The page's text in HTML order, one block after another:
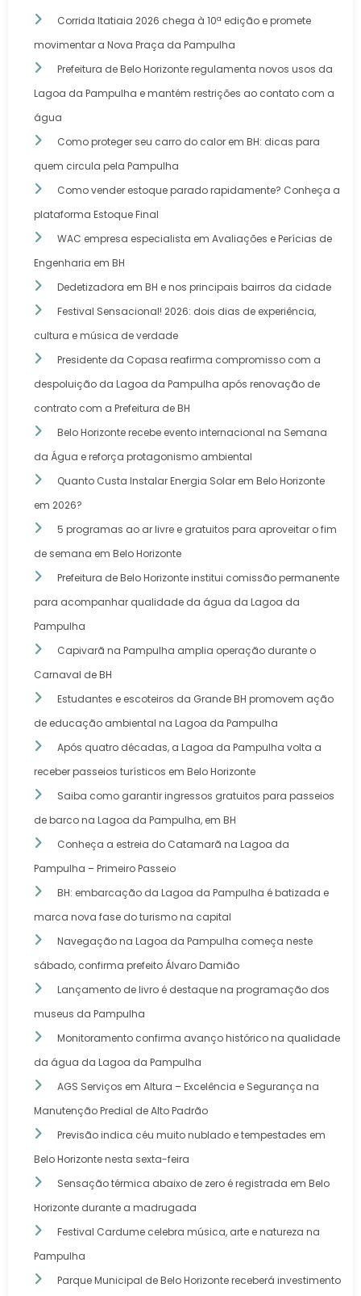
Corrida Itatiaia 2026 chega à 10ª edição e promete
movimentar a Nova Praça da Pampulha
Prefeitura de Belo Horizonte regulamenta novos usos da
Lagoa da Pampulha e mantém restrições ao contato com a
água
Como proteger seu carro do calor em BH: dicas para
quem circula pela Pampulha
Como vender estoque parado rapidamente? Conheça a
plataforma Estoque Final
WAC empresa especialista em Avaliações e Perícias de
Engenharia em BH
Dedetizadora em BH e nos principais bairros da cidade
Festival Sensacional! 2026: dois dias de experiência,
cultura e música de verdade
Presidente da Copasa reafirma compromisso com a
despoluição da Lagoa da Pampulha após renovação de
contrato com a Prefeitura de BH
Belo Horizonte recebe evento internacional na Semana
da Água e reforça protagonismo ambiental
Quanto Custa Instalar Energia Solar em Belo Horizonte
em 2026?
5 programas ao ar livre e gratuitos para aproveitar o fim
de semana em Belo Horizonte
Prefeitura de Belo Horizonte institui comissão permanente
para acompanhar qualidade da água da Lagoa da
Pampulha
Capivarã na Pampulha amplia operação durante o
Carnaval de BH
Estudantes e escoteiros da Grande BH promovem ação
de educação ambiental na Lagoa da Pampulha
Após quatro décadas, a Lagoa da Pampulha volta a
receber passeios turísticos em Belo Horizonte
Saiba como garantir ingressos gratuitos para passeios
de barco na Lagoa da Pampulha, em BH
Conheça a estreia do Catamarã na Lagoa da
Pampulha – Primeiro Passeio
BH: embarcação da Lagoa da Pampulha é batizada e
marca nova fase do turismo na capital
Navegação na Lagoa da Pampulha começa neste
sábado, confirma prefeito Álvaro Damião
Lançamento de livro é destaque na programação dos
museus da Pampulha
Monitoramento confirma avanço histórico na qualidade
da água da Lagoa da Pampulha
AGS Serviços em Altura – Excelência e Segurança na
Manutenção Predial de Alto Padrão
Previsão indica céu muito nublado e tempestades em
Belo Horizonte nesta sexta-feira
Sensação térmica abaixo de zero é registrada em Belo
Horizonte durante a madrugada
Festival Cardume celebra música, arte e natureza na
Pampulha
Parque Municipal de Belo Horizonte receberá investimento